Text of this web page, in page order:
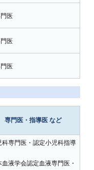
医
医
医
専門医・指導医 など
科専門医・認定小児科指導
血液学会認定血液専門医・